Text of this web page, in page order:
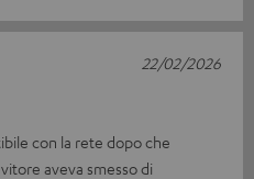
con la rete dopo che
aveva smesso di
22/02/2026